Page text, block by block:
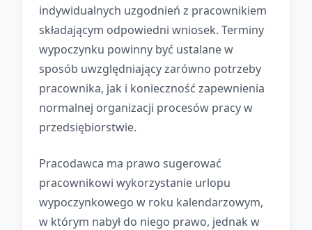
indywidualnych uzgodnień z pracownikiem
składającym odpowiedni wniosek. Terminy
wypoczynku powinny być ustalane w
sposób uwzględniający zarówno potrzeby
pracownika, jak i konieczność zapewnienia
normalnej organizacji procesów pracy w
przedsiębiorstwie.
Pracodawca ma prawo sugerować
pracownikowi wykorzystanie urlopu
wypoczynkowego w roku kalendarzowym,
w którym nabył do niego prawo, jednak w